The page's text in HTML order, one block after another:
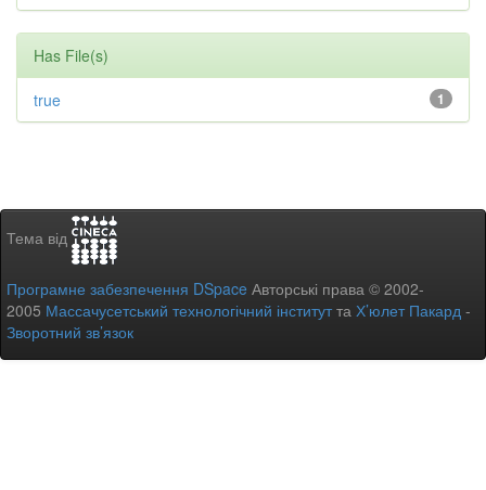
Has File(s)
1
true
Тема від
Програмне забезпечення DSpace Авторські права © 2002-
2005 Массачусетський технологічний інститутта Х’юлет Пакард -
Зворотний зв’язок